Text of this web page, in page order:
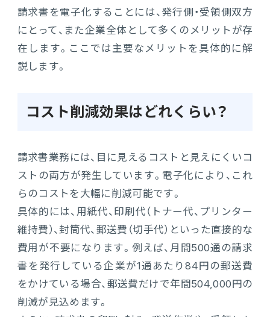
請求書を電子化することには、発行側・受領側双方
にとって、また企業全体として多くのメリットが存
在します。ここでは主要なメリットを具体的に解
説します。
コスト削減効果はどれくらい？
請求書業務には、目に見えるコストと見えにくいコ
ストの両方が発生しています。電子化により、これ
らのコストを大幅に削減可能です。
具体的には、用紙代、印刷代（トナー代、プリンター
維持費）、封筒代、郵送費（切手代）といった直接的な
費用が不要になります。例えば、月間500通の請求
書を発行している企業が1通あたり84円の郵送費
をかけている場合、郵送費だけで年間504,000円の
削減が見込めます。